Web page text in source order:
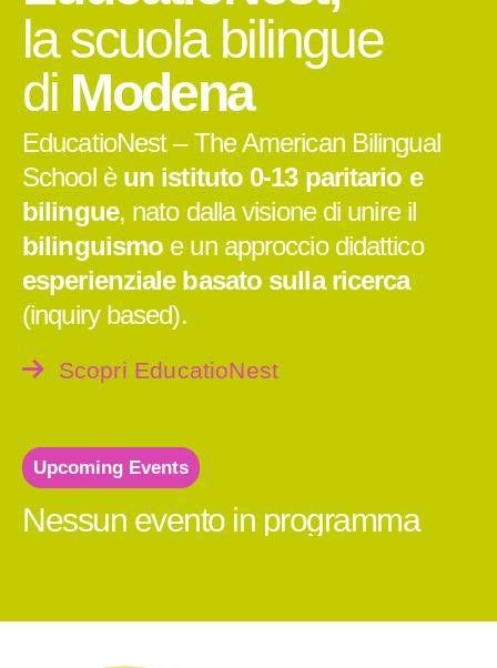
la scuola bilingue
di Modena
EducatioNest – The American Bilingual
School è un istituto 0-13 paritario e
bilingue, nato dalla visione di unire il
bilinguismo e un approccio didattico
esperienziale basato sulla ricerca
(inquiry based).
Scopri EducatioNest
Upcoming Events
Nessun evento in programma